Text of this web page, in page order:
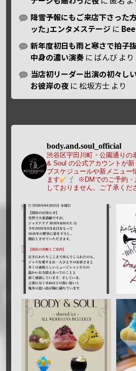
降雪予報にもご来店下さった
ッた｣エンタメステージ に
新年度初日も雨と寒さで拍子
中身の濃い演奏 に ばんび より
当店初リーダー出演の初々し
お彼岸の夜 に松坂方士 より
body.and.soul_official
渋谷区宇田川町・公園通りの
& Soul の公式アカウントが新
ブスケジュールや新メニュー
ます
※DMでのご予約・
しておりません。ご了承くだ